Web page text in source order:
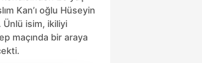
Kan’ı oğlu Hüseyin
Ünlü isim, ikiliyi
maçında bir araya